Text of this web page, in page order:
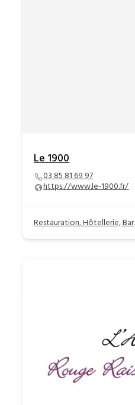
Le 1900
03 85 81 69 97
https://www.le-1900.fr/
Restauration, Hôtellerie, Bar